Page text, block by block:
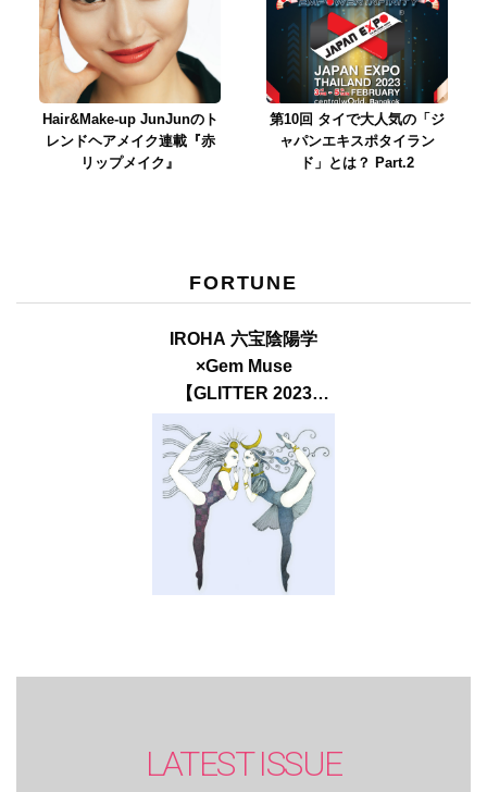
Hair&Make-up JunJunのト
レンドヘアメイク連載『赤
リップメイク』
第10回 タイで大人気の「ジ
ャパンエキスポタイラン
ド」とは？ Part.2
FORTUNE
IROHA 六宝陰陽学
×Gem Muse
【GLITTER 2023
SUMMER issue】
LATEST ISSUE